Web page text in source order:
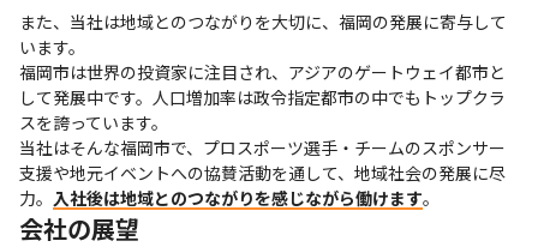
また、当社は地域とのつながりを大切に、福岡の発展に寄与して
います。
福岡市は世界の投資家に注目され、アジアのゲートウェイ都市と
して発展中です。人口増加率は政令指定都市の中でもトップクラ
スを誇っています。
当社はそんな福岡市で、プロスポーツ選手・チームのスポンサー
支援や地元イベントへの協賛活動を通して、地域社会の発展に尽
力。 入社後は地域とのつながりを感じながら働けます。
会社の展望